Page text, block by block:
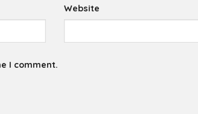
Website
I comment.